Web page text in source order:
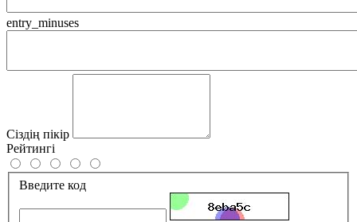
entry_minuses
Сіздің пікір
Рейтингі
Введите код